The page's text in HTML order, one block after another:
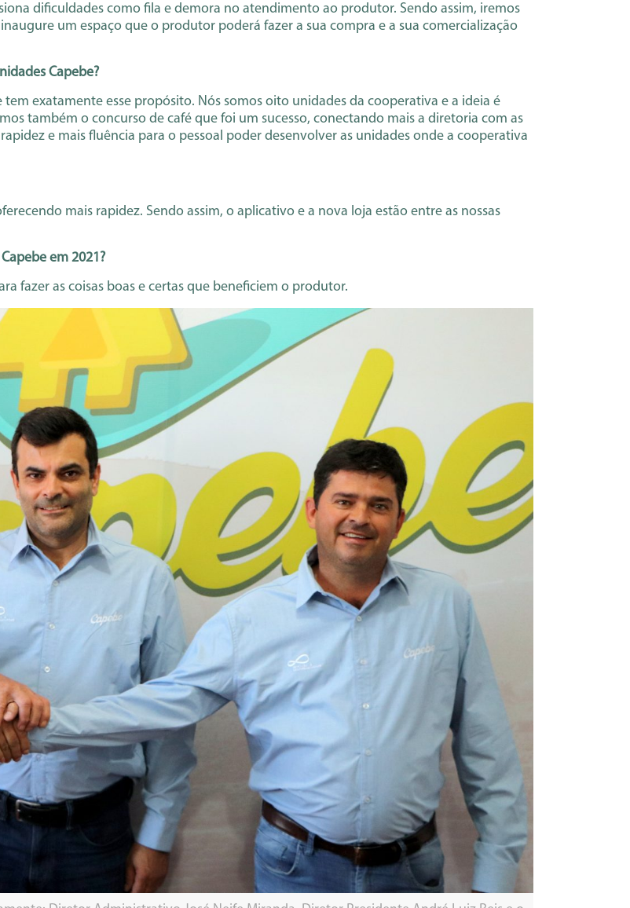
dificuldades como fila e demora no atendimento ao produtor. Sendo assim, iremos
um espaço que o produtor poderá fazer a sua compra e a sua comercialização
Capebe?
exatamente esse propósito. Nós somos oito unidades da cooperativa e a ideia é
também o concurso de café que foi um sucesso, conectando mais a diretoria com as
e mais fluência para o pessoal poder desenvolver as unidades onde a cooperativa
mais rapidez. Sendo assim, o aplicativo e a nova loja estão entre as nossas
em 2021?
fazer as coisas boas e certas que beneficiem o produtor.